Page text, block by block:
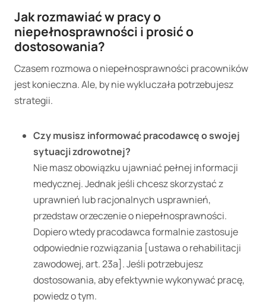
Jak rozmawiać w pracy o
niepełnosprawności i prosić o
dostosowania?
Czasem rozmowa o niepełnosprawności pracowników
jest konieczna. Ale, by nie wykluczała potrzebujesz
strategii.
Czy musisz informować pracodawcę o swojej
sytuacji zdrowotnej?
Nie masz obowiązku ujawniać pełnej informacji
medycznej. Jednak jeśli chcesz skorzystać z
uprawnień lub racjonalnych usprawnień,
przedstaw orzeczenie o niepełnosprawności.
Dopiero wtedy pracodawca formalnie zastosuje
odpowiednie rozwiązania [ustawa o rehabilitacji
zawodowej, art. 23a]. Jeśli potrzebujesz
dostosowania, aby efektywnie wykonywać pracę,
powiedz o tym.